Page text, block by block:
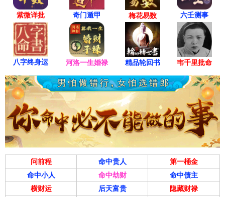
紫微详批 奇门遁甲 梅花易数 六壬测事
八字终身运 河洛一生婚禄 精品轮回书 韦千里批命
问前程 命中贵人
第一桶金
命中小人
命中劫财
命中债主
横财运
后天富贵
隐藏财禄